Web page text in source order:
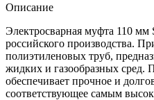
Описание
Электросварная муфта 110
российского производства.
полиэтиленовых труб,
жидких и газообразных сред.
обеспечивает прочное и
соответствующее самым